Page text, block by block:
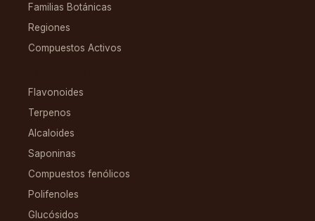
Familias Botánicas
Regiones
Compuestos Activos
Flavonoides
Terpenos
Alcaloides
Saponinas
Compuestos fenólicos
Polifenoles
Glucósidos